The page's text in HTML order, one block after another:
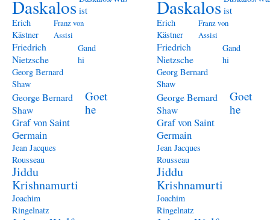
Daskalos ist
Erich
Kästner
Franz von
Assisi
Friedrich
Nietzsche
Gand
hi
Georg Bernard
Shaw
George Bernard
Shaw
Goet
he
Graf von Saint
Germain
Jean Jacques
Rousseau
Jiddu
Krishnamurti
Joachim
Ringelnatz
Daskalos ist
Erich
Kästner
Franz von
Assisi
Friedrich
Nietzsche
Gand
hi
Georg Bernard
Shaw
George Bernard
Shaw
Goet
he
Graf von Saint
Germain
Jean Jacques
Rousseau
Jiddu
Krishnamurti
Joachim
Ringelnatz